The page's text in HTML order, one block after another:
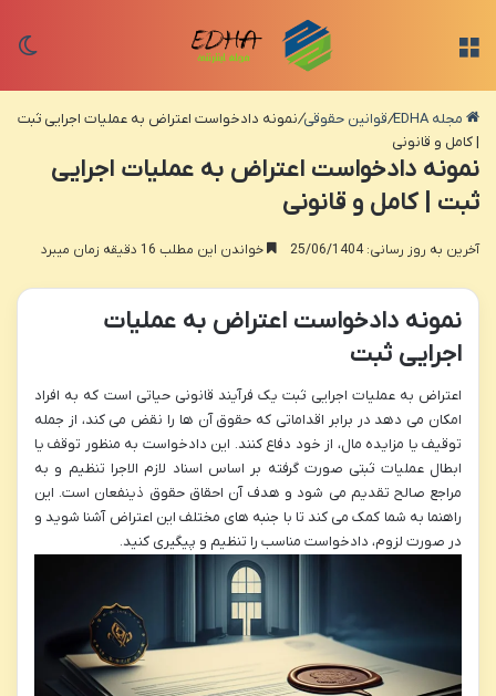
مجله EDHA /قوانین حقوقی/نمونه دادخواست اعتراض به عملیات اجرایی ثبت
| کامل و قانونی
نمونه دادخواست اعتراض به عملیات اجرایی
ثبت | کامل و قانونی
آخرین به روز رسانی: 25/06/1404 خواندن این مطلب 16 دقیقه زمان میبرد
نمونه دادخواست اعتراض به عملیات
اجرایی ثبت
اعتراض به عملیات اجرایی ثبت یک فرآیند قانونی حیاتی است که به افراد
امکان می دهد در برابر اقداماتی که حقوق آن ها را نقض می کند، از جمله
توقیف یا مزایده مال، از خود دفاع کنند. این دادخواست به منظور توقف یا
ابطال عملیات ثبتی صورت گرفته بر اساس اسناد لازم الاجرا تنظیم و به
مراجع صالح تقدیم می شود و هدف آن احقاق حقوق ذینفعان است. این
راهنما به شما کمک می کند تا با جنبه های مختلف این اعتراض آشنا شوید و
در صورت لزوم، دادخواست مناسب را تنظیم و پیگیری کنید.